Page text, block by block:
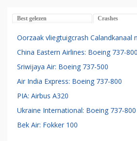
Best gelezen Crashes
Oorzaak vliegtuigcrash Calandkanaal
China Eastern Airlines: Boeing 737-800
Sriwijaya Air: Boeing 737-500
Air India Express: Boeing 737-800
PIA: Airbus A320
Ukraine International: Boeing 737-800
Bek Air: Fokker 100